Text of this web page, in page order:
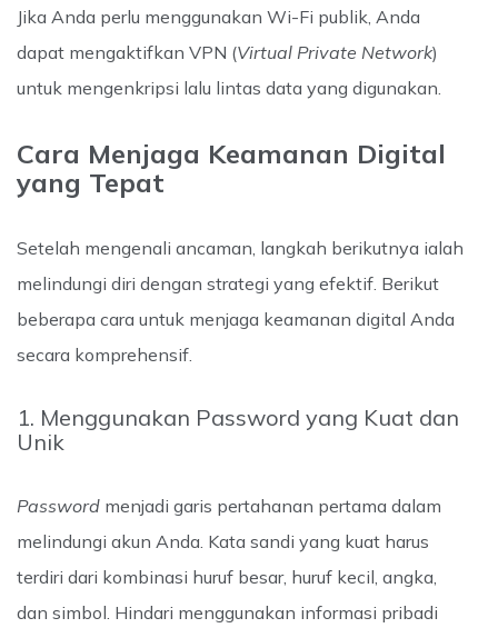
Jika Anda perlu menggunakan Wi-Fi publik, Anda
dapat mengaktifkan VPN (Virtual Private Network)
untuk mengenkripsi lalu lintas data yang digunakan.
Cara Menjaga Keamanan Digital
yang Tepat
Setelah mengenali ancaman, langkah berikutnya ialah
melindungi diri dengan strategi yang efektif. Berikut
beberapa cara untuk menjaga keamanan digital Anda
secara komprehensif.
1. Menggunakan Password yang Kuat dan
Unik
Password menjadi garis pertahanan pertama dalam
melindungi akun Anda. Kata sandi yang kuat harus
terdiri dari kombinasi huruf besar, huruf kecil, angka,
dan simbol. Hindari menggunakan informasi pribadi